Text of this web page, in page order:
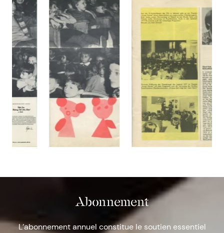
Abonnement
L’abonnement annuel constitue le soutien essentiel